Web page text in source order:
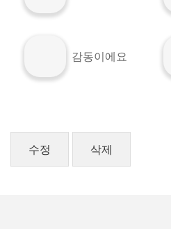
감동이에요
수정 삭제